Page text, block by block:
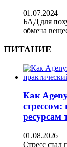
01.07.2024
БАД для
обмена
ПИТАНИЕ
Как
стрессом:
ресурсам
01.08.2026
Стресс